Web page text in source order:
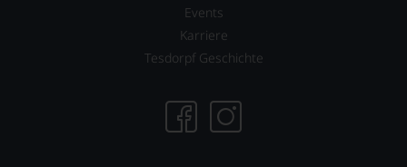
Events
Karriere
Tesdorpf Geschichte